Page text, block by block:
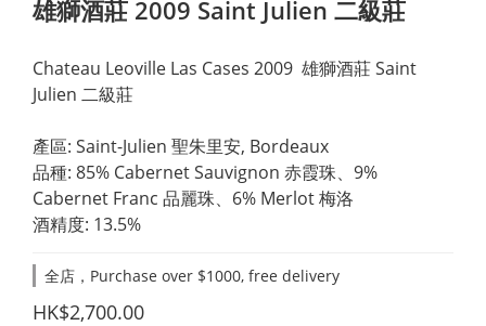
雄獅酒莊 2009 Saint Julien 二級莊
Chateau Leoville Las Cases 2009  雄獅酒莊 Saint
Julien 二級莊
產區: Saint-Julien 聖朱里安, Bordeaux
品種: 85% Cabernet Sauvignon 赤霞珠、9%
Cabernet Franc 品麗珠、6% Merlot 梅洛
酒精度: 13.5%
全店，Purchase over $1000, free delivery
HK$2,700.00